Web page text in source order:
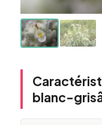
blanc-